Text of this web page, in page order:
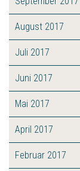
August 2017
Juli 2017
Juni 2017
Mai 2017
April 2017
Februar 2017